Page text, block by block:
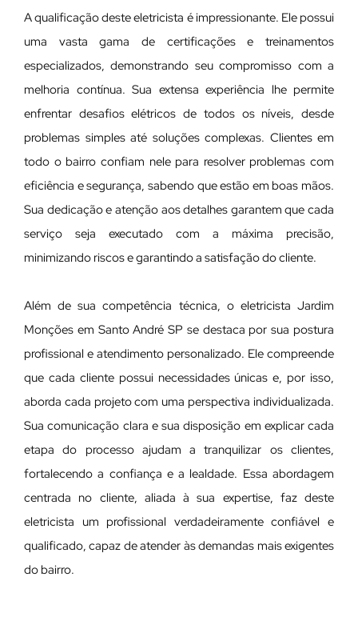
A qualificação deste eletricista é impressionante. Ele possui
uma vasta gama de certificações e treinamentos
especializados, demonstrando seu compromisso com a
melhoria contínua. Sua extensa experiência lhe permite
enfrentar desafios elétricos de todos os níveis, desde
problemas simples até soluções complexas. Clientes em
todo o bairro confiam nele para resolver problemas com
eficiência e segurança, sabendo que estão em boas mãos.
Sua dedicação e atenção aos detalhes garantem que cada
serviço seja executado com a máxima precisão,
minimizando riscos e garantindo a satisfação do cliente.
Além de sua competência técnica, o eletricista Jardim
Monções em Santo André SP se destaca por sua postura
profissional e atendimento personalizado. Ele compreende
que cada cliente possui necessidades únicas e, por isso,
aborda cada projeto com uma perspectiva individualizada.
Sua comunicação clara e sua disposição em explicar cada
etapa do processo ajudam a tranquilizar os clientes,
fortalecendo a confiança e a lealdade. Essa abordagem
centrada no cliente, aliada à sua expertise, faz deste
eletricista um profissional verdadeiramente confiável e
qualificado, capaz de atender às demandas mais exigentes
do bairro.